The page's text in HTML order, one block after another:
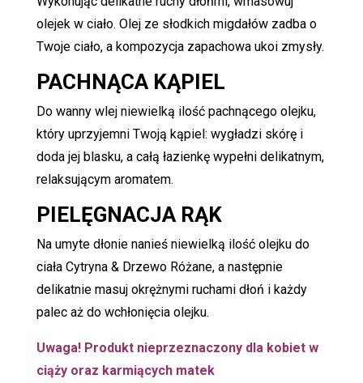
olejek w ciało. Olej ze słodkich migdałów zadba o
Twoje ciało, a kompozycja zapachowa ukoi zmysły.
PACHNĄCA KĄPIEL
Do wanny wlej niewielką ilość pachnącego olejku,
który uprzyjemni Twoją kąpiel: wygładzi skórę i
doda jej blasku, a całą łazienkę wypełni delikatnym,
relaksującym aromatem.
PIELĘGNACJA RĄK
Na umyte dłonie nanieś niewielką ilość olejku do
ciała Cytryna & Drzewo Różane, a następnie
delikatnie masuj okrężnymi ruchami dłoń i każdy
palec aż do wchłonięcia olejku.
Uwaga! Produkt nieprzeznaczony dla kobiet w
ciąży oraz karmiących matek